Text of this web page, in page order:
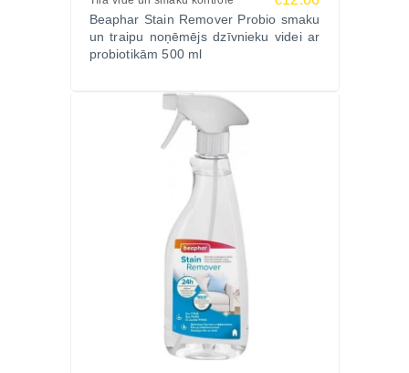
Satur probiotikas, kas iznīcina organiskos
pārpalikumus un veido aizsargkārtu,
Dabisks sastāvs – fermenti, Yucca schidigera
ekstrakts un aktīvās baktērijas,
Iepakojums izgatavots no pārstrādājamiem un videi
draudzīgiem materiāliem.
Izsmidziniet uz piesārņotās vietas un ļaujiet
iedarboties. Nav nepieciešams skalot. Piemērots
visdažādākajām virsmām, bet ieteicams iepriekš
pārbaudīt krāsas izturību mazāk redzamā vietā.
<5% nejonu virsmaktīvās vielas, <5% amfoteriskās
virsmaktīvās vielas, fermenti, baktērijas (probiotikas),
Beaphar Stain Remover Probio smaku
un traipu noņēmējs dzīvnieku videi ar
probiotikām 500 ml